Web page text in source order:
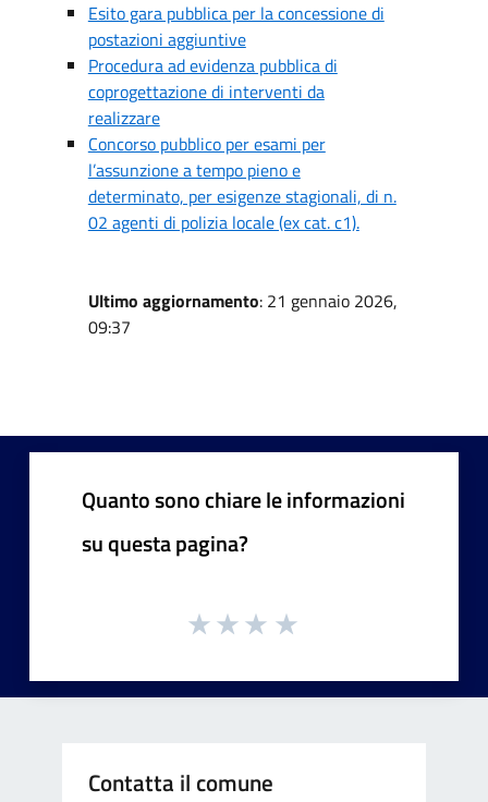
Esito gara pubblica per la concessione di
postazioni aggiuntive
Procedura ad evidenza pubblica di
coprogettazione di interventi da
realizzare
Concorso pubblico per esami per
l’assunzione a tempo pieno e
determinato, per esigenze stagionali, di n.
02 agenti di polizia locale (ex cat. c1).
Ultimo aggiornamento: 21 gennaio 2026,
09:37
Quanto sono chiare le informazioni
su questa pagina?
Contatta il comune